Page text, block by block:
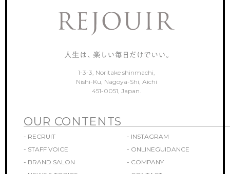
1-3-3, Noritake shinmachi,
Nishi-Ku, Nagoya-Shi, Aichi
451-0051, Japan.
OUR CONTENTS
- RECRUIT
- INSTAGRAM
- STAFF VOICE
- ONLINEGUIDANCE
- BRAND SALON
- COMPANY